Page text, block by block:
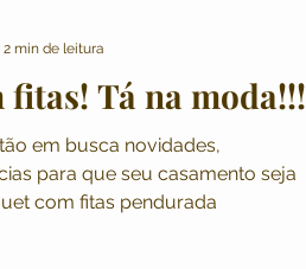
fitas! Tá na moda!!!
novidades,
para que seu casamento seja
com fitas pendurada
2 min de leitura